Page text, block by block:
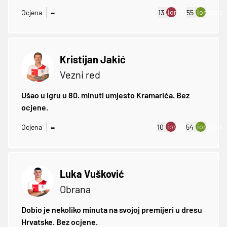
Ocjena - 13 ion:minus
55 ion:plus
Kristijan Jakić
Vezni red
Ušao u igru u 80. minuti umjesto Kramarića. Bez
ocjene.
Ocjena - 10 ion:minus
54 ion:plus
Luka Vušković
Obrana
Dobio je nekoliko minuta na svojoj premijeri u dresu
Hrvatske. Bez ocjene.